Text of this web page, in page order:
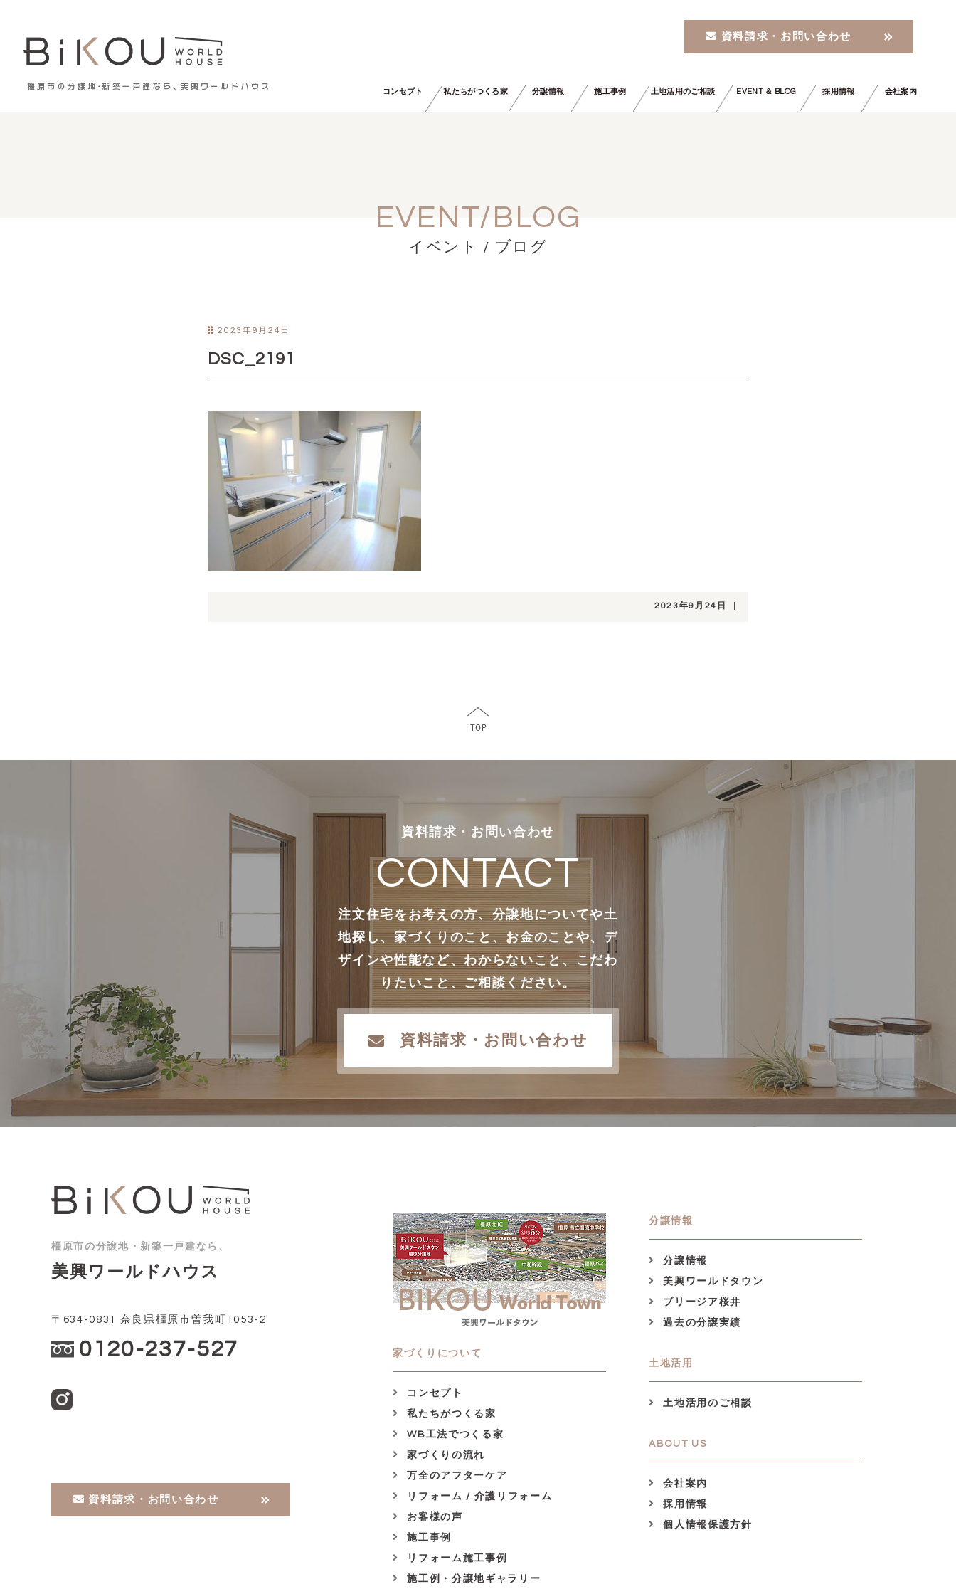
資料請求・お問い合わせ
コンセプト 私たちがつくる家 分譲情報 施工事例 土地活用のご相談 EVENT ＆ BLOG 採用情報 会社案内
EVENT/BLOG
イベント / ブログ
2023年9月24日
DSC_2191
2023年9月24日
資料請求・お問い合わせ
CONTACT
注文住宅をお考えの方、分譲地についてや土
地探し、家づくりのこと、お金のことや、デ
ザインや性能など、わからないこと、こだわ
りたいこと、ご相談ください。
資料請求・お問い合わせ
橿原市の分譲地・新築一戸建なら、
美興ワールドハウス
〒634-0831 奈良県橿原市曽我町1053-2
0120-237-527
資料請求・お問い合わせ
分譲情報
分譲情報
美興ワールドタウン
ブリージア桜井
過去の分譲実績
土地活用
土地活用のご相談
ABOUT US
会社案内
採用情報
個人情報保護方針
家づくりについて
コンセプト
私たちがつくる家
WB工法でつくる家
家づくりの流れ
万全のアフターケア
リフォーム / 介護リフォーム
お客様の声
施工事例
リフォーム施工事例
施工例・分譲地ギャラリー